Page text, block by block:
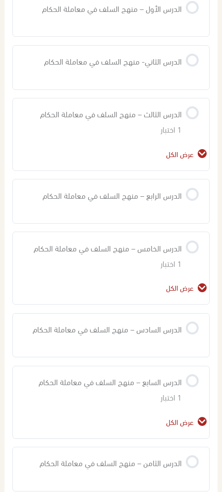
الدرس الأول – منهج السلف في معاملة الحكام
الدرس الثاني- منهج السلف في معاملة الحكام
الدرس الثالث – منهج السلف في معاملة الحكام
1 اختبار
عرض الكل
محتوى الدرس
معاملة الحكام
الدرس الرابع – منهج السلف في معاملة الحكام
الدرس الخامس – منهج السلف في معاملة الحكام
1 اختبار
عرض الكل
محتوى الدرس
الحكام
الدرس السادس – منهج السلف في معاملة الحكام
الدرس السابع – منهج السلف في معاملة الحكام
1 اختبار
عرض الكل
محتوى الدرس
الدرس الثامن – منهج السلف في معاملة الحكام